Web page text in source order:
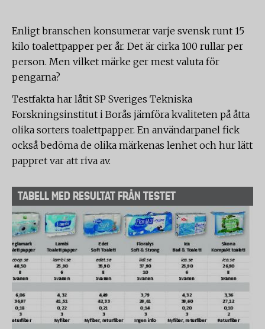
Enligt branschen konsumerar varje svensk runt 15
kilo toalettpapper per år. Det är cirka 100 rullar per
person. Men vilket märke ger mest valuta för
pengarna?
Testfakta har låtit SP Sveriges Tekniska
Forskningsinstitut i Borås jämföra kvaliteten på åtta
olika sorters toalettpapper. En användarpanel fick
också bedöma de olika märkenas lenhet och hur lätt
pappret var att riva av.
TABELL MED RESULTAT FRÅN TESTET